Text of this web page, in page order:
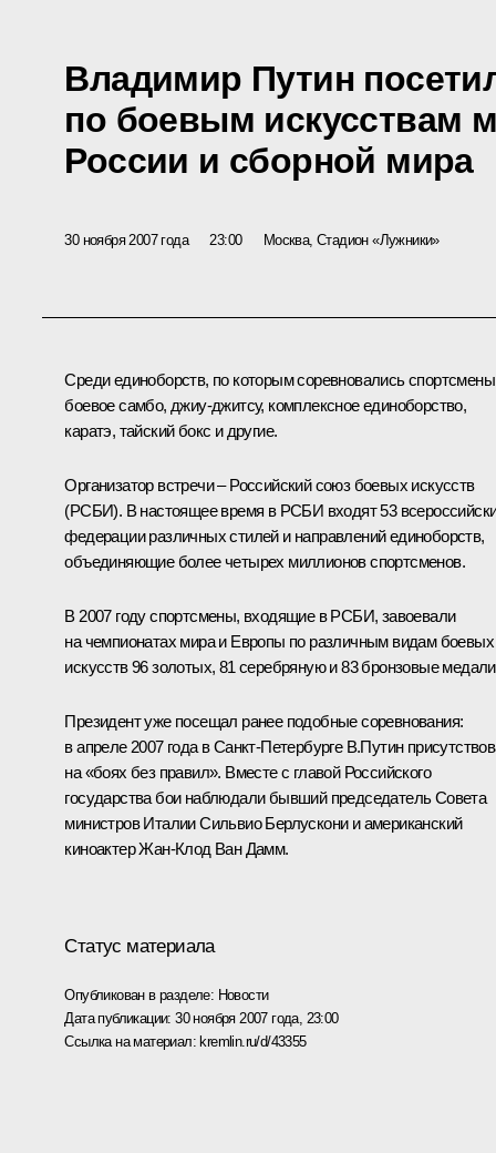
Владимир Путин
по боевым искусствам
России и сборной мира
30 ноября 2007 года 23:00 Москва, Стадион «Лужники»
Среди единоборств, по которым соревновались
боевое самбо, джиу-джитсу, комплексное единоборство,
каратэ, тайский бокс и другие.
Организатор встречи – Российский союз боевых искусств
(РСБИ). В настоящее время в РСБИ входят 53
федерации различных стилей и направлений единоборств,
объединяющие более четырех миллионов спортсменов.
В 2007 году спортсмены, входящие в РСБИ, завоевали
на чемпионатах мира и Европы по различным видам боевых
искусств 96 золотых, 81 серебряную и 83 бронзовые
Президент уже посещал ранее подобные соревнования:
в апреле 2007 года в Санкт-Петербурге В.Путин
на «боях без правил». Вместе с главой Российского
государства бои наблюдали бывший председатель Совета
министров Италии Сильвио Берлускони и американский
киноактер Жан-Клод Ван Дамм.
Статус материала
Опубликован в разделе: Новости
Дата публикации:30 ноября 2007 года, 23:00
Ссылка на материал:kremlin.ru/d/43355